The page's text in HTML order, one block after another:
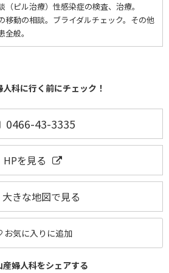
（ピル治療）性感染症の検査、治療。
移動の相談。ブライダルチェック。その他
全般。
科に行く前にチェック！
0466-43-3335
HPを見る
大きな地図で見る
お気に入りに追加
産婦人科をシェアする